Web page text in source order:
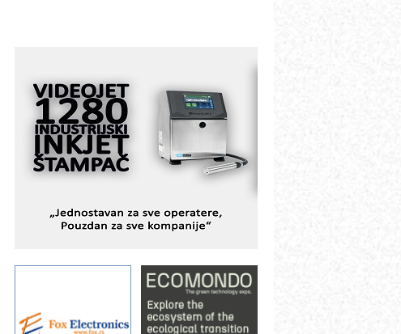
Fleksibilno stezanje i brzo
podešavanje u proizvodnji prototipova
KIP KOP – napredna rešenja za
savremene industrijske i logističke
objekte
rešenjima
STAUFF – Komponente koje
povećavaju pouzdanost hidrauličkih
sistema